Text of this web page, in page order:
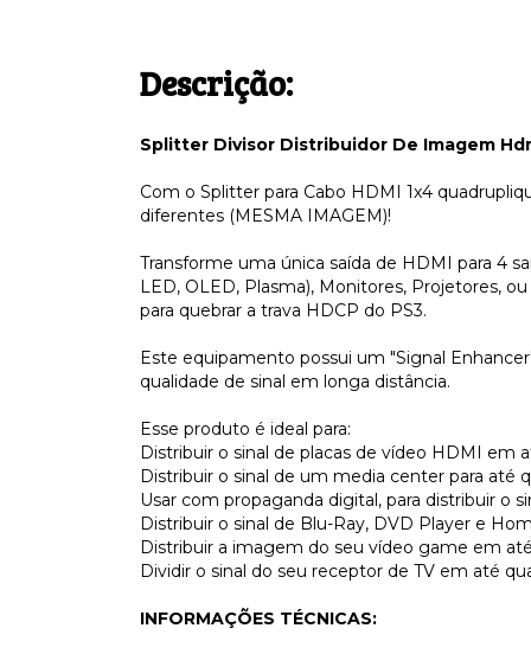
Descrição:
Splitter Divisor Distribuidor De Imagem
Com o Splitter para Cabo HDMI 1x4
diferentes (MESMA IMAGEM)!
Transforme uma única saída de HDMI para 4
LED, OLED, Plasma), Monitores, Projetores,
para quebrar a trava HDCP do PS3.
Este equipamento possui um "Signal
qualidade de sinal em longa distância.
Esse produto é ideal para:
Distribuir o sinal de placas de vídeo HDMI em
Distribuir o sinal de um media center para até
Usar com propaganda digital, para distribuir o
Distribuir o sinal de Blu-Ray, DVD Player e
Distribuir a imagem do seu vídeo game em
Dividir o sinal do seu receptor de TV em até
INFORMAÇÕES TÉCNICAS: